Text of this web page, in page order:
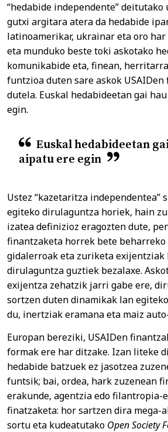
“hedabide independente” deitutako
gutxi argitara atera da hedabide
latinoamerikar, ukrainar eta oro
eta munduko beste toki askotako
komunikabide eta, finean,
funtzioa duten sare askok
dutela. Euskal hedabideetan gai
egin.
Euskal hedabideetan
aipatu ere egin
Ustez “kazetaritza independentea”
egiteko dirulaguntza horiek, hain
izatea definizioz eragozten dute,
finantzaketa horrek bete
gidalerroak eta zuriketa
dirulaguntza guztiek bezalaxe.
exijentza zehatzik jarri gabe ere,
sortzen duten dinamikak lan
du, inertziak eramana eta maiz
Europan bereziki, USAIDen
formak ere har ditzake. Izan liteke
hedabide batzuek ez jasotzea
funtsik; bai, ordea, hark zuzenean
erakunde, agentzia edo filantropia-
finatzaketa: hor sartzen dira mega-
sortu eta kudeatutako Open Society